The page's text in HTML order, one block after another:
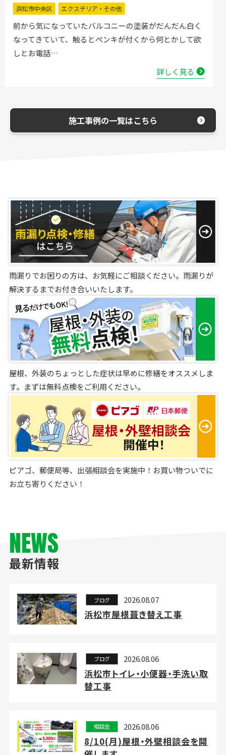
掛川市 水回りリフォーム
流し台の水栓が壊れたので直してほしいと弊社にお電話
いただきました。確認した所、水栓の吐水が落ちたよう
で取替する…
詳しく見る
施工事例の一覧はこちら
雨漏りでお困りの方は、お気軽にご相談ください。雨漏りが
解決するまでお付き合いいたします。
屋根、外装のちょっとした症状は早めに修繕をオススメしま
す。まずは無料点検をご利用ください。
ピアゴ、郵便局等、出張相談会を実施中！お買い物ついでに
お立ち寄りください！
NEWS
最新情報
ブログ 2026.08.07
浜松市屋根葺き替え工事
ブログ 2026.08.06
浜松市トイレ・小便器・手洗い取
替工事
相談会 2026.08.06
8/10(月)屋根・外壁相談会を開